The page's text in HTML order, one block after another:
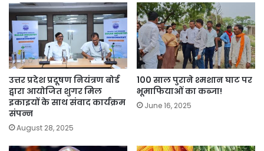
उत्तर प्रदेश प्रदूषण नियंत्रण बोर्ड
द्वारा आयोजित शुगर मिल
इकाइयों के साथ संवाद कार्यक्रम
संपन्न
August 28, 2025
100 साल पुराने श्मशान घाट पर
भूमाफियाओं का कब्जा!
June 16, 2025